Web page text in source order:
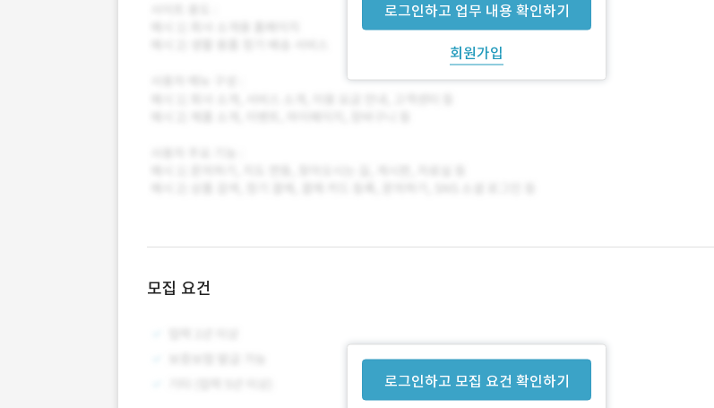
로그인하고 업무 내용 확인하기
회원가입
모집 요건
로그인하고 모집 요건 확인하기